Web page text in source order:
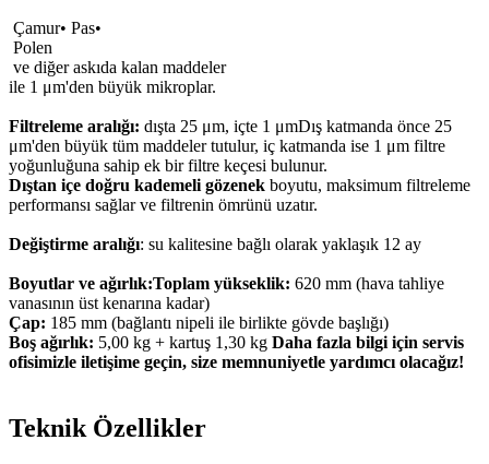
Çamur• Pas•
Polen
ve diğer askıda kalan maddeler
ile 1 μm'den büyük mikroplar.
Filtreleme aralığı: dışta 25 μm, içte 1 μmDış katmanda önce 25
μm'den büyük tüm maddeler tutulur, iç katmanda ise 1 μm filtre
yoğunluğuna sahip ek bir filtre keçesi bulunur.
Dıştan içe doğru kademeli gözenek boyutu, maksimum filtreleme
performansı sağlar ve filtrenin ömrünü uzatır.
Değiştirme aralığı: su kalitesine bağlı olarak yaklaşık 12 ay
Boyutlar ve ağırlık:Toplam yükseklik: 620 mm (hava tahliye
vanasının üst kenarına kadar)
Çap: 185 mm (bağlantı nipeli ile birlikte gövde başlığı)
Boş ağırlık: 5,00 kg + kartuş 1,30 kg Daha fazla bilgi için servis
ofisimizle iletişime geçin, size memnuniyetle yardımcı olacağız!
Teknik Özellikler